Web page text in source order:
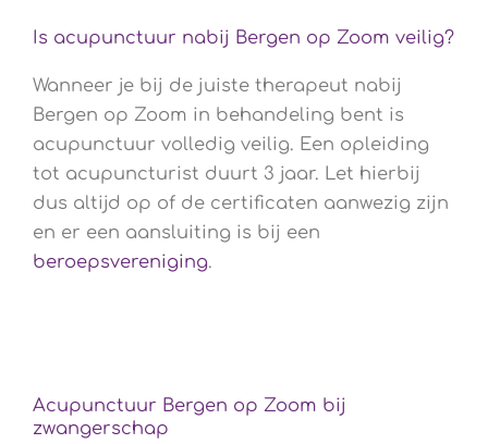
Is acupunctuur nabij Bergen op Zoom veilig?
Wanneer je bij de juiste therapeut nabij
Bergen op Zoom in behandeling bent is
acupunctuur volledig veilig. Een opleiding
tot acupuncturist duurt 3 jaar. Let hierbij
dus altijd op of de certificaten aanwezig zijn
en er een aansluiting is bij een
beroepsvereniging.
Acupunctuur Bergen op Zoom bij
zwangerschap